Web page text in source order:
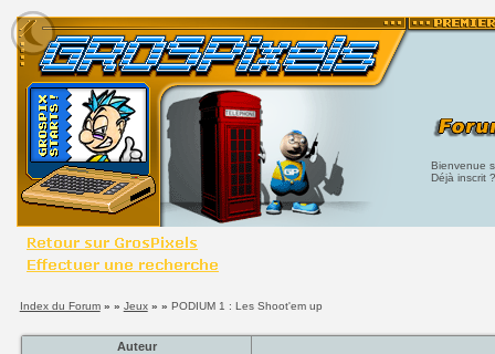
Bienvenue
Déjà inscrit
Index du Forum» » Jeux» » PODIUM 1 : Les Shoot'em up
Auteur